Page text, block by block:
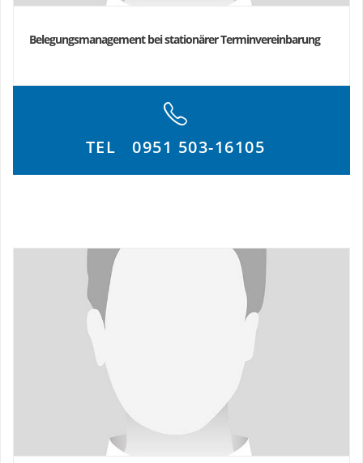
2003 – 2004
(Direktor: Prof. Dr. med. Joachim Mössner)
Gastroenterologie und Hepatologie, Universitätsklinikum Leipzig
(Direktor: Prof. Dr. med. Joachim Mössner)
Akademischer Werdegang
1994 – 2001 Studium der Humanmedizin, Julius-
Maximilians-Universität Würzburg
2002 Promotion, Institut für Hygiene und
Mikrobiologie der Universitätsklinikum Würzburg, Julius-
Maximilians-Universität Würzburg
2014 Habilitation für das Fach Innere Medizin,
Technische Universität München
2020 Ernennung zum Professor (apl.),
Technische Universität München
Belegungsmanagement bei stationärer Terminvereinbarung
TEL 0951 503-16105